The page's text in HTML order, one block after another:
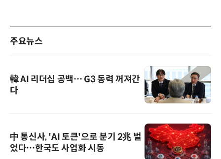
주요뉴스
韓 AI 리더십 공백… G3 동력 꺼져간
다
中 통신사, 'AI 토큰'으로 분기 2兆 벌
었다…한국도 사업화 시동